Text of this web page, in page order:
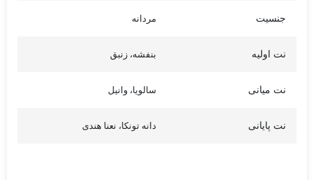
جنسیت مردانه
نت اولیه بنفشه، زنبق
نت میانی سالویا، وانیل
نت پایانی دانه تونکا، نعنا هندی